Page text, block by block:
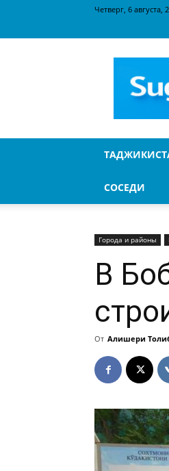
Четверг, 6 августа,
СОСЕДИ
Города и районы
В
От Алишери